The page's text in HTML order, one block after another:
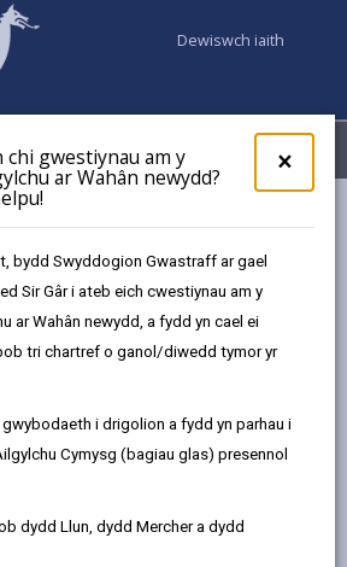
×
chi gwestiynau am y
ar Wahân newydd?
bydd Swyddogion Gwastraff ar gael
Sir Gâr i ateb eich cwestiynau am y
ar Wahân newydd, a fydd yn cael ei
tri chartref o ganol/diwedd tymor yr
i drigolion a fydd yn parhau i
Cymysg (bagiau glas) presennol
dydd Llun, dydd Mercher a dydd
Dewiswch iaith
Gymraeg 2023 - 28
Cymraeg sy’n ffynnu
Iaith
gan y Cynghorydd Glynog